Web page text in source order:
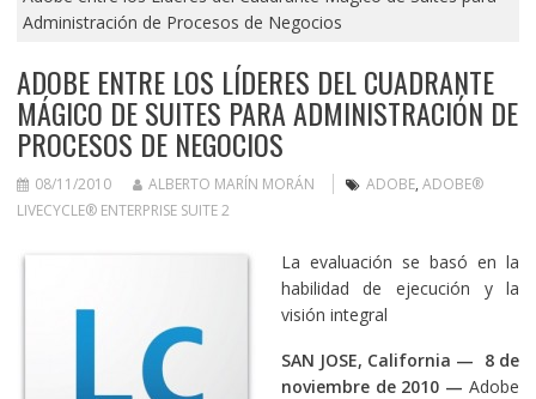
Administración de Procesos de Negocios
ADOBE ENTRE LOS LÍDERES DEL CUADRANTE
MÁGICO DE SUITES PARA ADMINISTRACIÓN DE
PROCESOS DE NEGOCIOS
08/11/2010 ALBERTO MARÍN MORÁN ADOBE, ADOBE®
LIVECYCLE® ENTERPRISE SUITE 2
La evaluación se basó en la
habilidad de ejecución y la
visión integral
SAN JOSE, California — 8 de
noviembre de 2010 — Adobe